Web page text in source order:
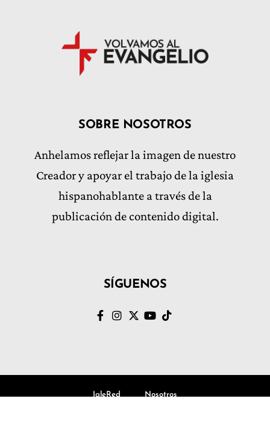
SOBRE NOSOTROS
Anhelamos reflejar la imagen de nuestro
Creador y apoyar el trabajo de la iglesia
hispanohablante a través de la
publicación de contenido digital.
SÍGUENOS
IgleRed Nosotros